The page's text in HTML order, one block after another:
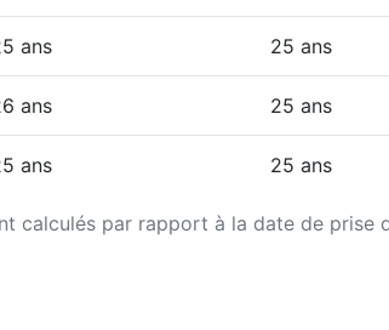
calculés par rapport à la date de prise
ans 25 ans
ans 25 ans
ans 25 ans